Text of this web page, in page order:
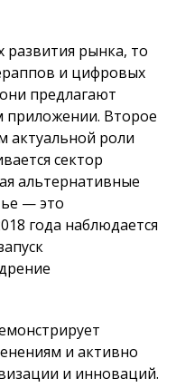
развития рынка, то
и цифровых
предлагают
приложении. Второе
актуальной роли
сектор
альтернативные
— это
года наблюдается
и активно
и инноваций.